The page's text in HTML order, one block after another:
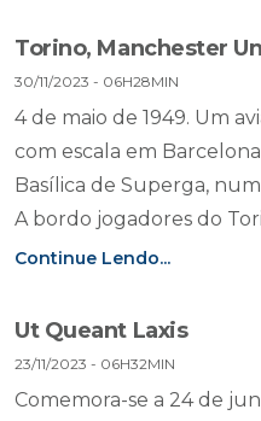
Torino, Manchester
30/11/2023 - 06H28MIN
4 de maio de 1949. Um
com escala em
Basílica de Superga,
A bordo jogadores do
Continue Lendo...
Ut Queant Laxis
23/11/2023 - 06H32MIN
Comemora-se a 24 de